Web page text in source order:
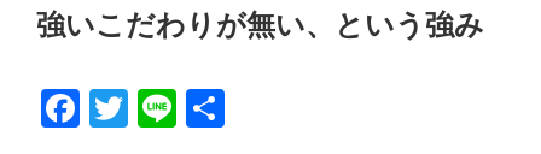
稿
日:
強いこだわりが無い、という強み
F
T
Li